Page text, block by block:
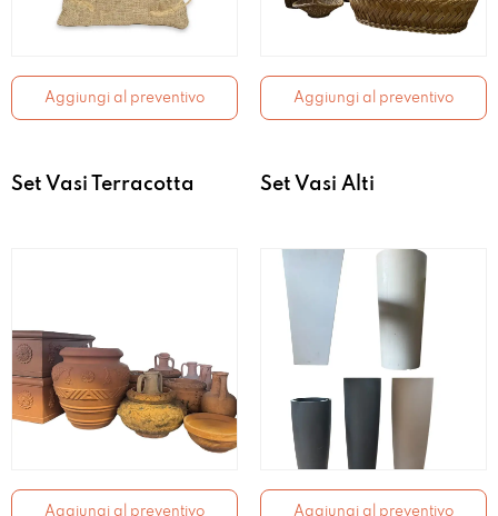
Aggiungi al preventivo Aggiungi al preventivo
Set Vasi Terracotta
Aggiungi al preventivo
Set Vasi Alti
Aggiungi al preventivo